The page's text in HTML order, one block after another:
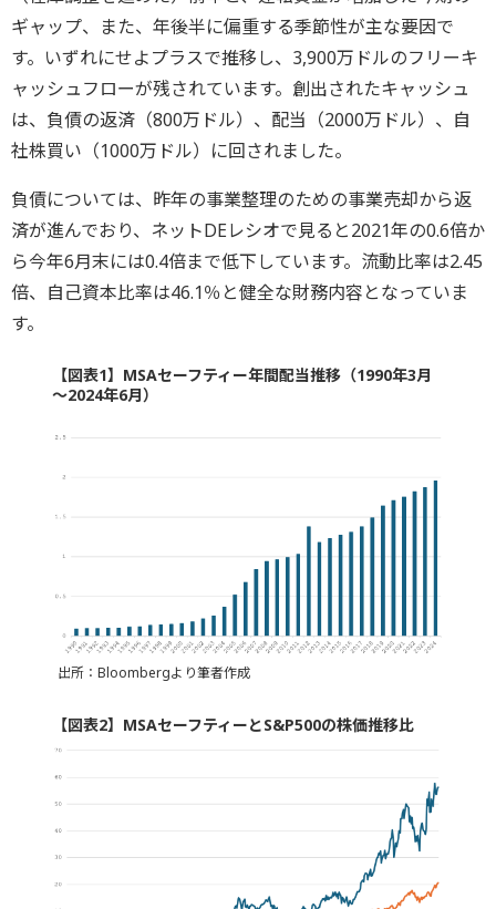
ギャップ、また、年後半に偏重する季節性が主な要因で
す。いずれにせよプラスで推移し、3,900万ドルのフリーキ
ャッシュフローが残されています。創出されたキャッシュ
は、負債の返済（800万ドル）、配当（2000万ドル）、自
社株買い（1000万ドル）に回されました。
負債については、昨年の事業整理のための事業売却から返
済が進んでおり、ネットDEレシオで見ると2021年の0.6倍か
ら今年6月末には0.4倍まで低下しています。流動比率は2.45
倍、自己資本比率は46.1％と健全な財務内容となっていま
す。
【図表1】MSAセーフティー年間配当推移（1990年3月
～2024年6月）
出所：Bloombergより筆者作成
【図表2】MSAセーフティーとS&P500の株価推移比